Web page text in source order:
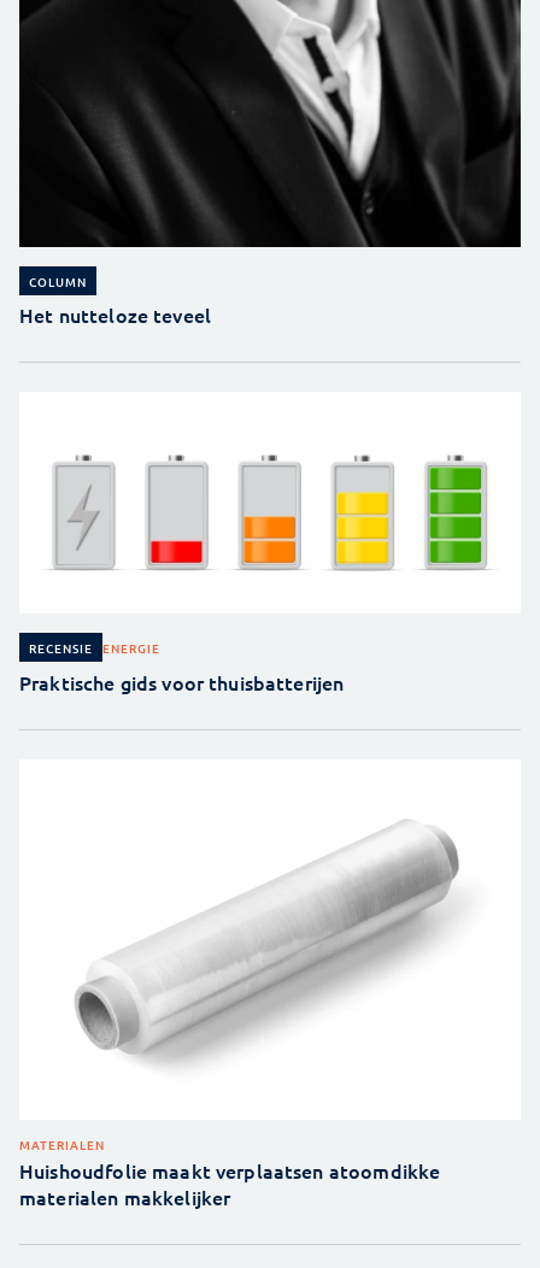
COLUMN
Het nutteloze teveel
RECENSIE ENERGIE
Praktische gids voor thuisbatterijen
MATERIALEN
Huishoudfolie maakt verplaatsen atoomdikke
materialen makkelijker